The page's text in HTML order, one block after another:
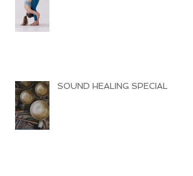
SOUND HEALING SPECIAL